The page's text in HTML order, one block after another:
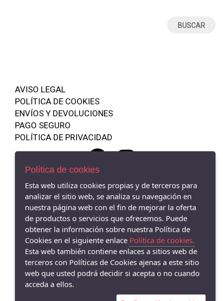
3 AÑOS
3 MESES
30
33
36 MESES
4 AÑOS
48 MESES
5 AÑOS
52
6 AÑOS
6 MESES
7 AÑOS
Waterlemon
Ysabel Mora
Munich
WALKING MUM
Harper & Never
Olmitos
Chicco
Babidu
Kikka Boo España
PASITO A PASITO
Azul izal
Blanditos
AVISO LEGAL
POLÍTICA DE COOKIES
ENVÍOS Y DEVOLUCIONES
PAGO SEGURO
POLÍTICA DE PRIVACIDAD
Shop 485583 - , - 26540 (La Rioja)
690 819 745
Política de cookies
Esta web utiliza cookies propias y de terceros para
analizar el sitio web, se analiza su navegación en
nuestra página web con el fin de mejorar la oferta
de productos o servicios que ofrecemos. Puede
obtener la información sobre nuestra Política de
Cookies en el siguiente enlace Política de cookies.
Esta web también contiene enlaces a sitios web de
terceros con Políticas de Cookies ajenas a este sitio
web que usted podrá decidir si acepta o no cuando
acceda a ellos.